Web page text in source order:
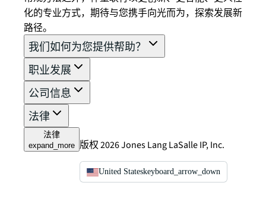
化的专业方式，期待与您携手向光而为，探索发展新
路径。
我们如何为您提供帮助？
职业发展
公司信息
法律
法律
expand_more 版权 2026 Jones Lang LaSalle IP, Inc.
United Stateskeyboard_arrow_down